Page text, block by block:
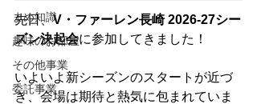
まめ知識
趣味のお部屋
その他事業
委託事業
先日、V・ファーレン長崎 2026-27シー
ズン決起会に参加してきました！
いよいよ新シーズンのスタートが近づ
き、会場は期待と熱気に包まれていま